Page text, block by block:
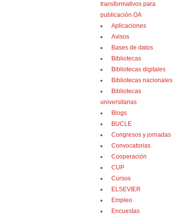
transformativos para
publicación OA
Aplicaciones
Avisos
Bases de datos
Bibliotecas
Bibliotecas digitales
Bibliotecas nacionales
Bibliotecas
universitarias
Blogs
BUCLE
Congresos y jornadas
Convocatorias
Cooperación
CUP
Cursos
ELSEVIER
Empleo
Encuestas